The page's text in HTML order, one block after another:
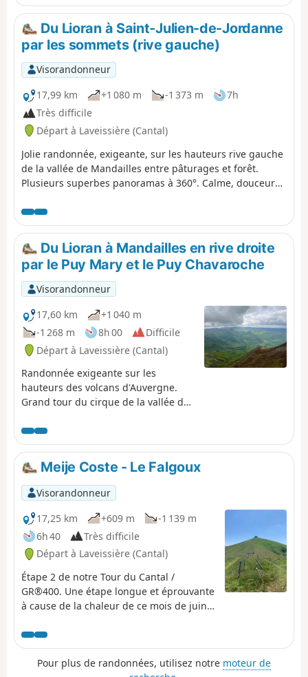
Du Lioran à Saint-Julien-de-Jordanne
par les sommets (rive gauche)
Visorandonneur
17,99 km
+1 080 m -1 373 m
7h
Très difficile
Départ à Laveissière (Cantal)
Jolie randonnée, exigeante, sur les hauteurs rive gauche
de la vallée de Mandailles entre pâturages et forêt.
Plusieurs superbes panoramas à 360°. Calme, douceur
de la vallée de la Jordanne. La difficulté de cette
randonnée réside réside dans sa longueur et la montée
au Griou (que l'on peut ignorer). La plus grande partie
du parcours est à l'ombre, sous des feuillus denses mais
qui ne bloquent pas la vue sur les vallées.
Du Lioran à Mandailles en rive droite
par le Puy Mary et le Puy Chavaroche
Visorandonneur
17,60 km
+1 040 m
-1 268 m
8h 00
Difficile
Départ à Laveissière (Cantal)
Randonnée exigeante sur les
hauteurs des volcans d'Auvergne.
Grand tour du cirque de la vallée de
Superbes et larges panoramas sur
les plus hauts sommets, la vue porte
au loin. Verdure des paysages
auvergnats.
Meije Coste - Le Falgoux
Visorandonneur
17,25 km
+609 m
-1 139 m
6h 40
Très difficile
Départ à Laveissière (Cantal)
Étape 2 de notre Tour du Cantal /
GR®400. Une étape longue et éprouvante
à cause de la chaleur de ce mois de juin.
des étapes. Très beaux tronçons,
notamment l'arrivée sur la crête avant le
Puy Mary, les environs du Puy de la
Pour plus de randonnées, utilisez notre moteur de